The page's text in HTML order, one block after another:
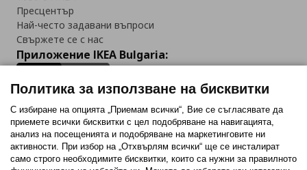
Пресцентър
Най-често задавани въпроси
Свържете се с нас
Приложение IKEA Bulgaria:
Последвайте ни:
FacebookTwitterYoutubePinterestInstagram
Политика за използване на бисквитки
С избиране на опцията „Приемам всички“, Вие се съгласявате да
приемете всички бисквитки с цел подобряване на навигацията,
анализ на посещенията и подобряване на маркетинговите ни
активности. При избор на „Отхвърлям всички“ ще се инсталират
само строго необходимитe бисквитки, които са нужни за правилното